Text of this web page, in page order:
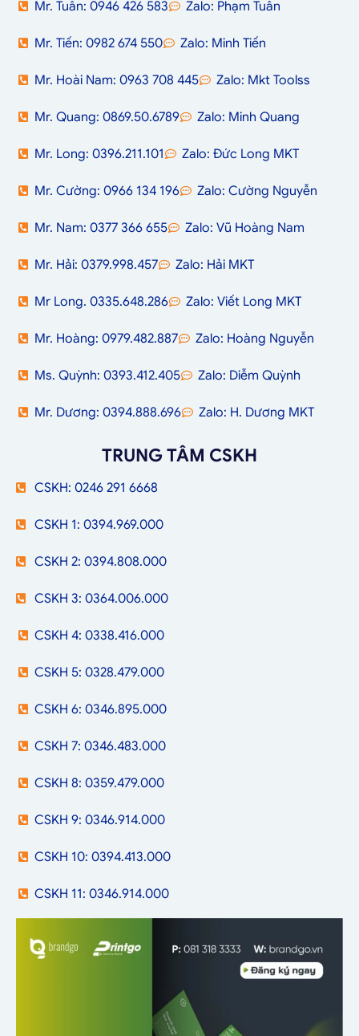
Mr. Tuân: 0946 426 583 Zalo: Phạm Tuân
Mr. Tiến: 0982 674 550 Zalo: Minh Tiến
Mr. Hoài Nam: 0963 708 445 Zalo: Mkt Toolss
Mr. Quang: 0869.50.6789 Zalo: Minh Quang
Mr. Long: 0396.211.101 Zalo: Đức Long MKT
Mr. Cường: 0966 134 196 Zalo: Cường Nguyễn
Mr. Nam: 0377 366 655 Zalo: Vũ Hoàng Nam
Mr. Hải: 0379.998.457 Zalo: Hải MKT
Mr Long. 0335.648.286 Zalo: Viết Long MKT
Mr. Hoàng: 0979.482.887 Zalo: Hoàng Nguyễn
Ms. Quỳnh: 0393.412.405 Zalo: Diễm Quỳnh
Mr. Dương: 0394.888.696 Zalo: H. Dương MKT
TRUNG TÂM CSKH
CSKH: 0246 291 6668
CSKH 1: 0394.969.000
CSKH 2: 0394.808.000
CSKH 3: 0364.006.000
CSKH 4: 0338.416.000
CSKH 5: 0328.479.000
CSKH 6: 0346.895.000
CSKH 7: 0346.483.000
CSKH 8: 0359.479.000
CSKH 9: 0346.914.000
CSKH 10: 0394.413.000
CSKH 11: 0346.914.000